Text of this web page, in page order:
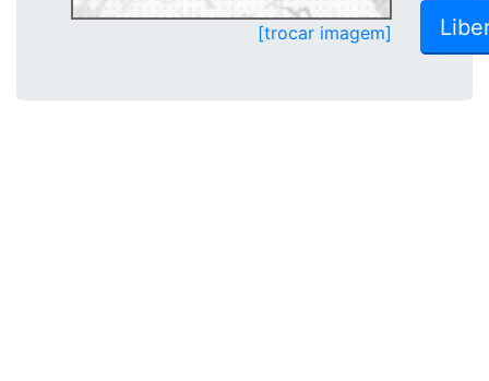
[trocar imagem]